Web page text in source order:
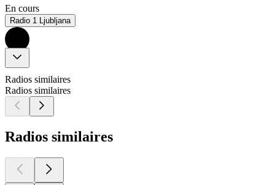
En cours
Radio 1 Ljubljana
Radios similaires
Radios similaires
Radios similaires